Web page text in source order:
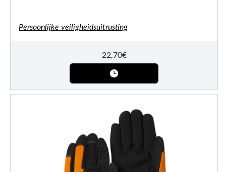
Persoonlijke veiligheidsuitrusting
22,70€